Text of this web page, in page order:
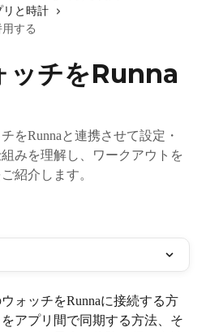
リと時計
する
チをRunna
をRunnaと連携させて設定・
みを理解し、ワークアウトを
紹介します。
ォッチをRunnaに接続する方
アプリ間で同期する方法、そ